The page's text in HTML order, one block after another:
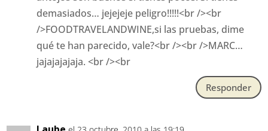
demasiados… jejejeje peligro!!!!!<br /><br
/>FOODTRAVELANDWINE,si las pruebas, dime
qué te han parecido, vale?<br /><br />MARC…
jajajajajaja. <br /><br
Responder